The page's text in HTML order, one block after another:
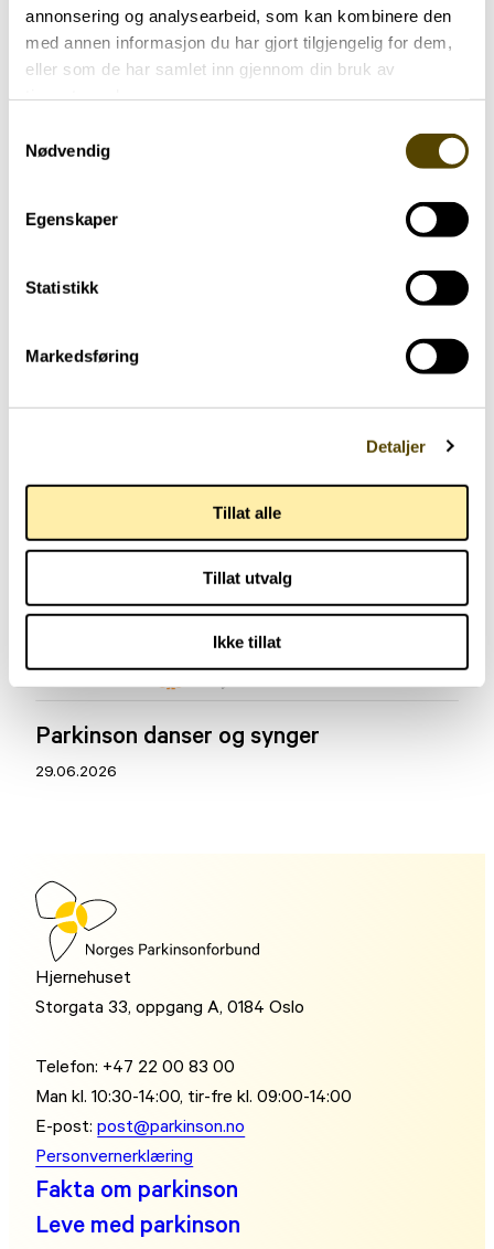
annonsering og analysearbeid, som kan kombinere den
med annen informasjon du har gjort tilgjengelig for dem,
eller som de har samlet inn gjennom din bruk av
Nødvendig
Egenskaper
Statistikk
Markedsføring
Detaljer
Tillat alle
Tillat utvalg
Ikke tillat
Parkinson Unity Walk 2026
Parkinson danser og synger
29.06.2026
Hjernehuset
Storgata 33, oppgang A, 0184 Oslo
Telefon: +47 22 00 83 00
Man kl. 10:30-14:00, tir-fre kl. 09:00-14:00
E-post:post@parkinson.no
Personvernerklæring
Fakta om parkinson
Leve med parkinson